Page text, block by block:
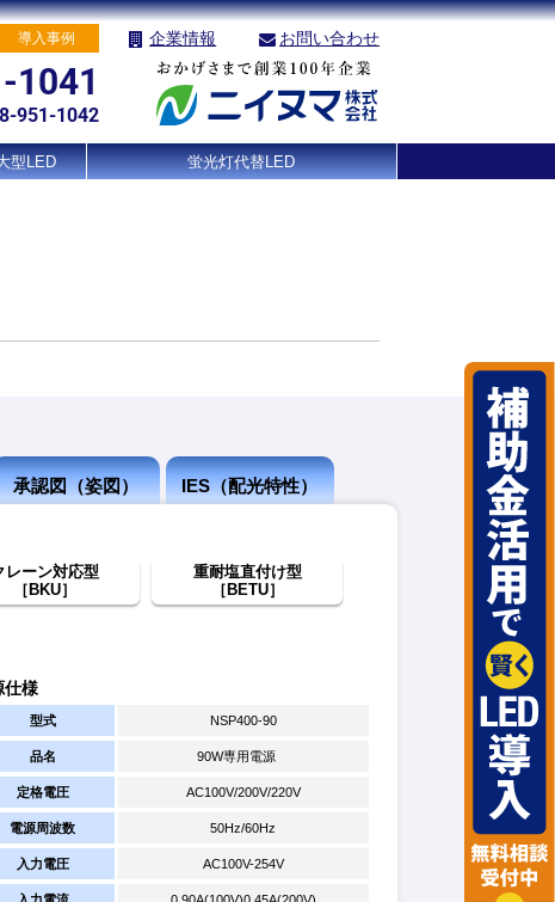
導入事例
1041
951-1042
企業情報 お問い合わせ
型LED 蛍光灯代替LED
承認図（姿図） IES（配光特性）
レーン対応型
［BKU］
重耐塩直付け型
［BETU］
仕様
型式 NSP400-90
品名 90W専用電源
定格電圧 AC100V/200V/220V
電源周波数 50Hz/60Hz
入力電圧 AC100V-254V